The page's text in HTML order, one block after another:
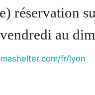
réservation
au
fr/lyon